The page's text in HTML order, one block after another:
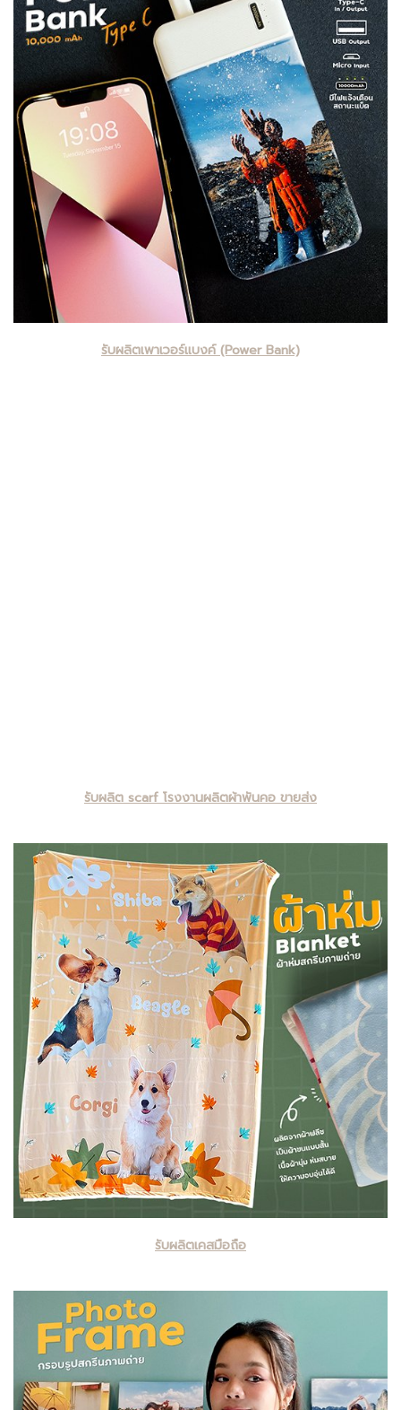
รับผลิตเพาเวอร์แบงค์ (Power Bank)
รับผลิต scarf โรงงานผลิตผ้าพันคอ ขายส่ง
รับผลิตเคสมือถือ